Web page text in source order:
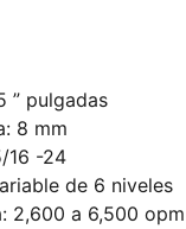
” pulgadas
8 mm
16 -24
de 6 niveles
2,600 a 6,500 opm